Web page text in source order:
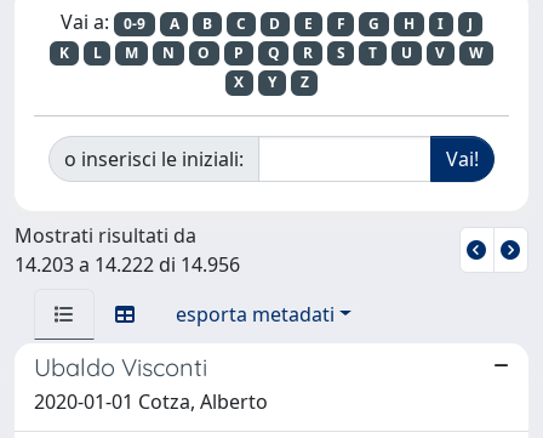
Vai a: 0-9 A B C D E F G H I
J
K
L M N O P Q R S T U V
W
X
Y Z
o inserisci le iniziali:
Mostrati risultati da
14.203 a 14.222 di 14.956
esporta metadati
Ubaldo Visconti
2020-01-01 Cotza, Alberto